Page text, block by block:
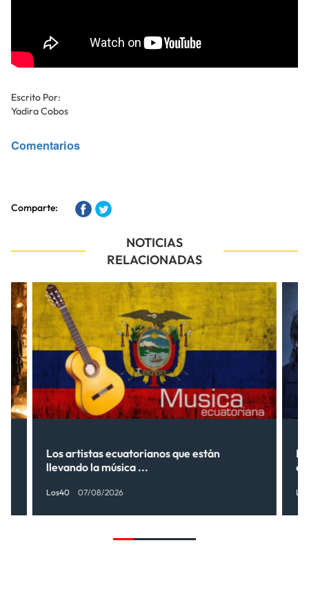
Escrito Por:
Yadira Cobos
Comentarios
Comparte:
NOTICIAS
RELACIONADAS
Los artistas ecuatorianos que están
llevando la música ...
Los40 07/08/2026